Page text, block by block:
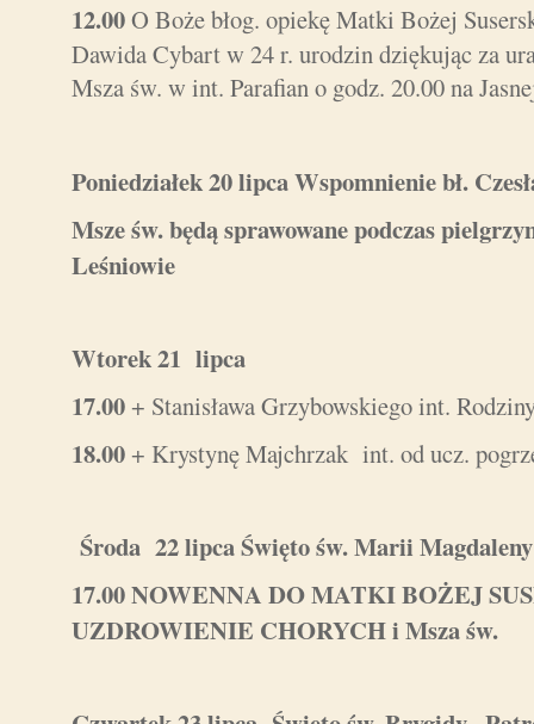
12.00O Boże błog. opiekę Matki Bożej
Dawida Cybart w 24 r. urodzin dziękując za
Msza św. w int. Parafian o godz. 20.00 na
Poniedziałek 20 lipca Wspomnienie bł.
Msze św. będą sprawowane podczas
Leśniowie
Wtorek 21 lipca
17.00+ Stanisława Grzybowskiego int.
18.00+ Krystynę Majchrzak int. od ucz.
Środa 22 lipca Święto św. Marii
17.00NOWENNA DO MATKI BOŻEJ
UZDROWIENIE CHORYCH i Msza św.